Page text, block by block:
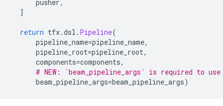
pusher,
]
return tfx.dsl . Pipeline(
pipeline_name=pipeline_name,
pipeline_root=pipeline_root,
components=components,
# NEW: `beam_pipeline_args` is required to use
beam_pipeline_args=beam_pipeline_args)